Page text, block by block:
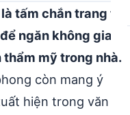
tấm chắn trang trí
ngăn không gian,
mỹ trong nhà.
còn mang ý
hiện trong văn